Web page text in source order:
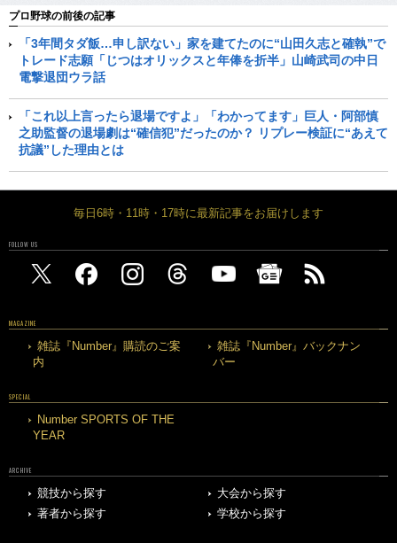
プロ野球の前後の記事
「3年間タダ飯…申し訳ない」家を建てたのに“山田久志と確執”で
トレード志願「じつはオリックスと年俸を折半」山崎武司の中日
電撃退団ウラ話
「これ以上言ったら退場ですよ」「わかってます」巨人・阿部慎
之助監督の退場劇は“確信犯”だったのか？ リプレー検証に“あえて
抗議”した理由とは
毎日6時・11時・17時に最新記事をお届けします
FOLLOW US
MAGAZINE
雑誌『Number』購読のご案
内
雑誌『Number』バックナン
バー
SPECIAL
Number SPORTS OF THE
YEAR
ARCHIVE
競技から探す
大会から探す
著者から探す
学校から探す